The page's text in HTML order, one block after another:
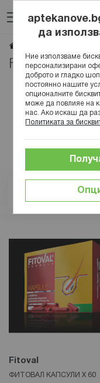
към
съдържанието
Fitoval
Fitoval
ФИТОВАЛ КАПСУЛИ Х 60
да
Ние използваме
персонализирани
доброто и гладко
постоянно нашите
опционалните
може да повлияе на
нас. Ако искаш да
Политиката за